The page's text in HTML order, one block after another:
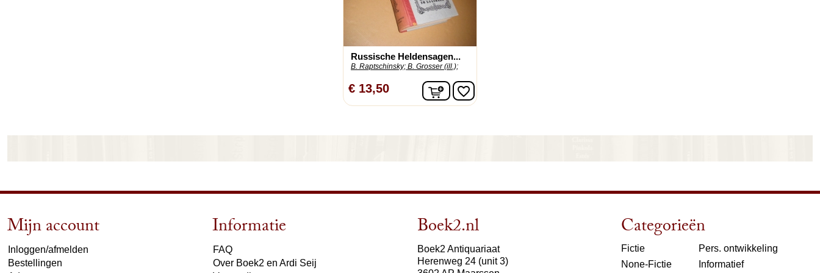
Russische Heldensagen...
B. Raptschinsky; B. Grosser (ill.);
€ 13,50 In winkelwagen
favorite_border
Mijn account
Inloggen/afmelden
Bestellingen
Informatie
FAQ
Over Boek2 en Ardi Seij
Boek2.nl
Boek2 Antiquariaat
Herenweg 24 (unit 3)
Categorieën
Fictie
None-Fictie
Pers. ontwikkeling
Informatief